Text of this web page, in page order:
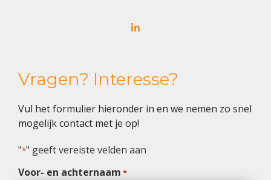
Vragen? Interesse?
Vul het formulier hieronder in en we nemen zo snel
mogelijk contact met je op!
"*" geeft vereiste velden aan
Voor- en achternaam *